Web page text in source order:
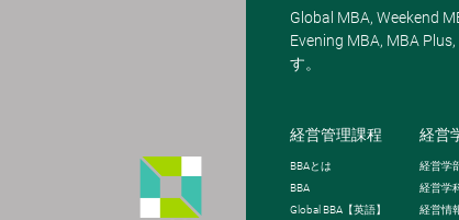
Global MBA, Weekend
Evening MBA, MBA
す。
経営管理課程
BBAとは
BBA
Global BBA 【英語】
経営
経営学
経営学
経営情